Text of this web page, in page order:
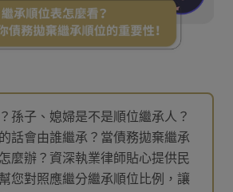
孫子、媳婦是不是順位繼承人？
話會由誰繼承？當債務拋棄繼承
麼辦？資深執業律師貼心提供民
您對照應繼分繼承順位比例，讓